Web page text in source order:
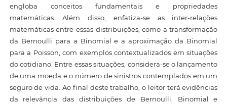
engloba conceitos fundamentais e propriedades
matemáticas. Além disso, enfatiza-se as inter-relações
matemáticas entre essas distribuições, como a transformação
da Bernoulli para a Binomial e a aproximação da Binomial
para a Poisson, com exemplos contextualizados em situações
do cotidiano. Entre essas situações, considera-se o lançamento
de uma moeda e o número de sinistros contemplados em um
seguro de vida. Ao final deste trabalho, o leitor terá evidências
da relevância das distribuições de Bernoulli, Binomial e